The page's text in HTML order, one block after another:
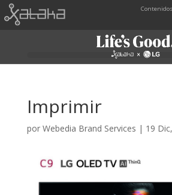
Imprimir
por Webedia Brand Services | 19